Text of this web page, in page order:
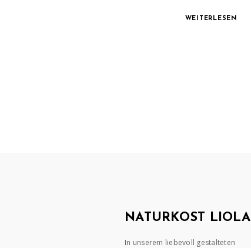
WEITERLESEN
NATURKOST LIOLA
In unserem liebevoll gestalteten